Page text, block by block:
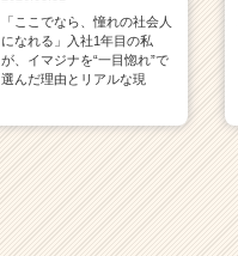
「ここでなら、憧れの社会人
になれる」入社1年目の私
が、イマジナを“一目惚れ”で
選んだ理由とリアルな現